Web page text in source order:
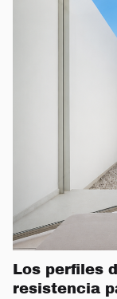
Los perfiles
resistencia